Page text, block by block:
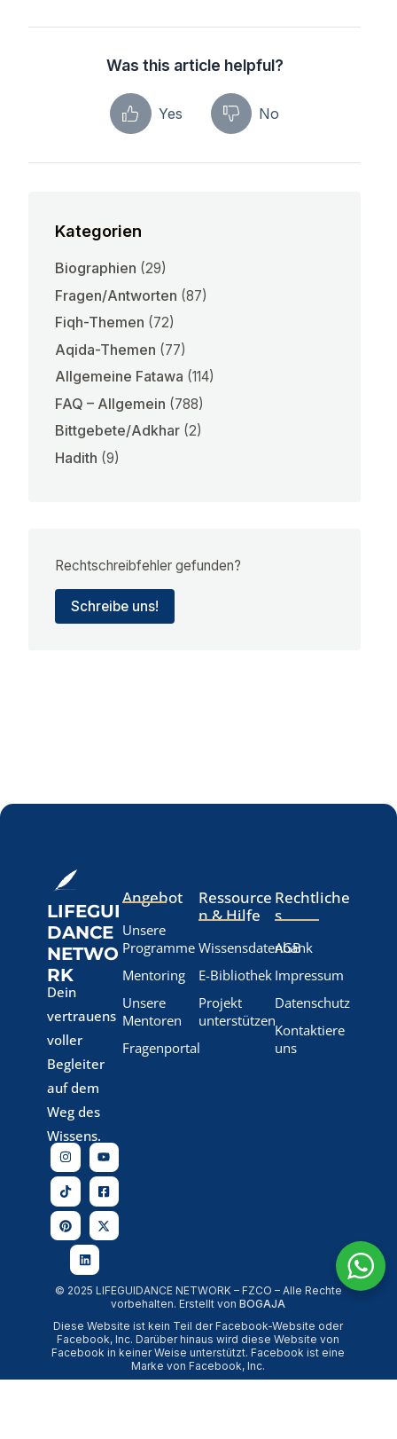
Was this article helpful?
Yes No
Kategorien
Biographien (29)
Fragen/Antworten (87)
Fiqh-Themen (72)
Aqida-Themen (77)
Allgemeine Fatawa (114)
FAQ – Allgemein (788)
Bittgebete/Adkhar (2)
Hadith (9)
Rechtschreibfehler gefunden?
Schreibe uns!
LIFEGUI
DANCE
NETWO
RK
Dein
vertrauens
voller
Begleiter
auf dem
Weg des
Wissens.
Angebot
Unsere
Programme
Mentoring
Unsere
Mentoren
Fragenportal
Ressource
n & Hilfe
Wissensdatenbank
E-Bibliothek
Projekt
unterstützen
Rechtliche
s
AGB
Impressum
Datenschutz
Kontaktiere
uns
© 2025 LIFEGUIDANCE NETWORK – FZCO – Alle Rechte
vorbehalten. Erstellt vonBOGAJA
Diese Website ist kein Teil der Facebook-Website oder
Facebook, Inc. Darüber hinaus wird diese Website von
Facebook in keiner Weise unterstützt. Facebook ist eine
Marke von Facebook, Inc.